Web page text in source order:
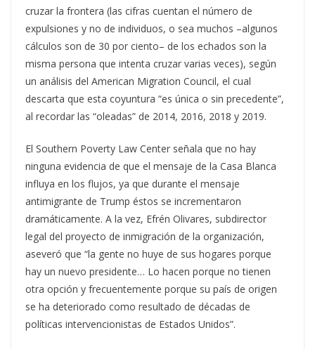
cruzar la frontera (las cifras cuentan el número de
expulsiones y no de individuos, o sea muchos –algunos
cálculos son de 30 por ciento– de los echados son la
misma persona que intenta cruzar varias veces), según
un análisis del American Migration Council, el cual
descarta que esta coyuntura “es única o sin precedente”,
al recordar las “oleadas” de 2014, 2016, 2018 y 2019.
El Southern Poverty Law Center señala que no hay
ninguna evidencia de que el mensaje de la Casa Blanca
influya en los flujos, ya que durante el mensaje
antimigrante de Trump éstos se incrementaron
dramáticamente. A la vez, Efrén Olivares, subdirector
legal del proyecto de inmigración de la organización,
aseveró que “la gente no huye de sus hogares porque
hay un nuevo presidente… Lo hacen porque no tienen
otra opción y frecuentemente porque su país de origen
se ha deteriorado como resultado de décadas de
políticas intervencionistas de Estados Unidos”.